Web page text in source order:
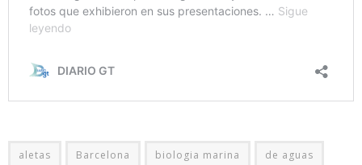
aletas Barcelona biologia marina de aguas